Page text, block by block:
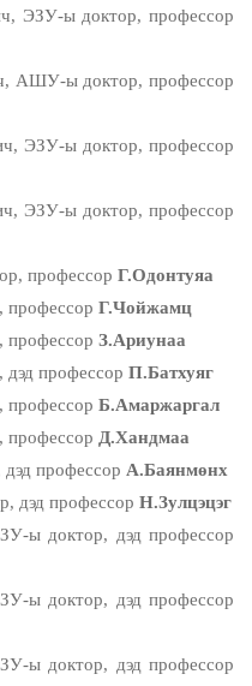
ЭЗУ-ы доктор, профессор
профессор
профессор
профессор
Г.Одонтуяа
Г.Чойжамц
З.Ариунаа
П.Батхуяг
Б.Амаржаргал
Д.Хандмаа
А.Баянмөнх
Н.Зулцэцэг
профессор
профессор
профессор